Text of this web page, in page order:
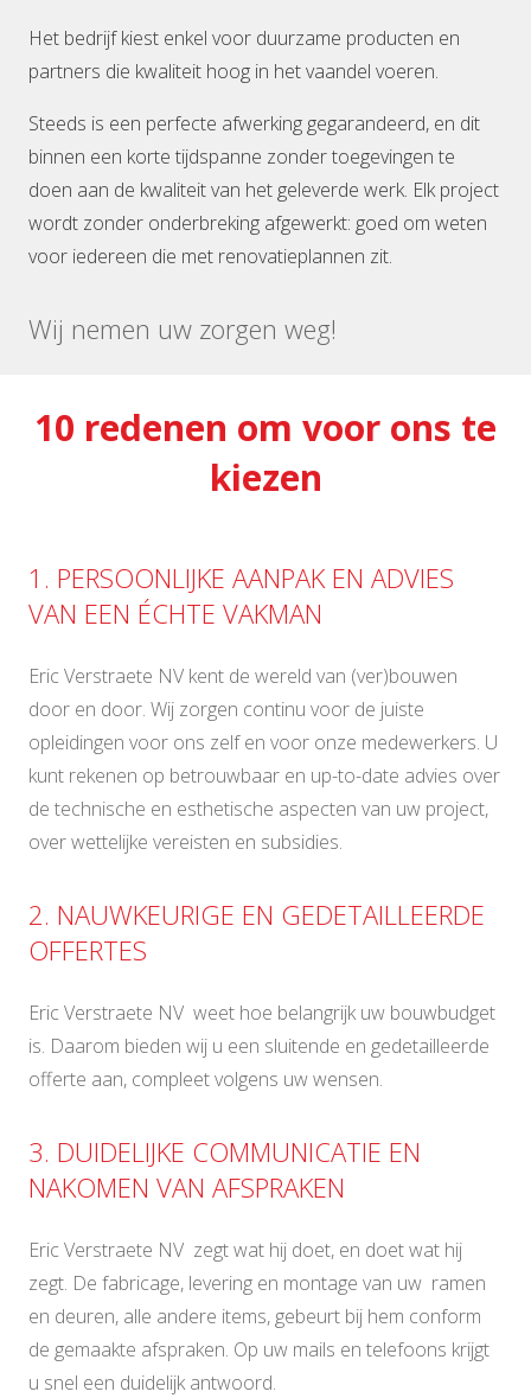
Het bedrijf kiest enkel voor duurzame producten en
partners die kwaliteit hoog in het vaandel voeren.
Steeds is een perfecte afwerking gegarandeerd, en dit
binnen een korte tijdspanne zonder toegevingen te
doen aan de kwaliteit van het geleverde werk. Elk project
wordt zonder onderbreking afgewerkt: goed om weten
voor iedereen die met renovatieplannen zit.
Wij nemen uw zorgen weg!
10 redenen om voor ons te
kiezen
1. PERSOONLIJKE AANPAK EN ADVIES
VAN EEN ÉCHTE VAKMAN
Eric Verstraete NV kent de wereld van (ver)bouwen
door en door. Wij zorgen continu voor de juiste
opleidingen voor ons zelf en voor onze medewerkers. U
kunt rekenen op betrouwbaar en up-to-date advies over
de technische en esthetische aspecten van uw project,
over wettelijke vereisten en subsidies.
2. NAUWKEURIGE EN GEDETAILLEERDE
OFFERTES
Eric Verstraete NV weet hoe belangrijk uw bouwbudget
is. Daarom bieden wij u een sluitende en gedetailleerde
offerte aan, compleet volgens uw wensen.
3. DUIDELIJKE COMMUNICATIE EN
NAKOMEN VAN AFSPRAKEN
Eric Verstraete NV zegt wat hij doet, en doet wat hij
zegt. De fabricage, levering en montage van uw ramen
en deuren, alle andere items, gebeurt bij hem conform
de gemaakte afspraken. Op uw mails en telefoons krijgt
u snel een duidelijk antwoord.